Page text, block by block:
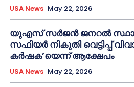
USA News May 22, 2026
യുഎസ് സർജൻ ജനറൽ
സഫിയർ നികുതി വെട്ടിപ്പ്
കർഷക’യെന്ന് ആക്ഷേപം
USA News May 22, 2026